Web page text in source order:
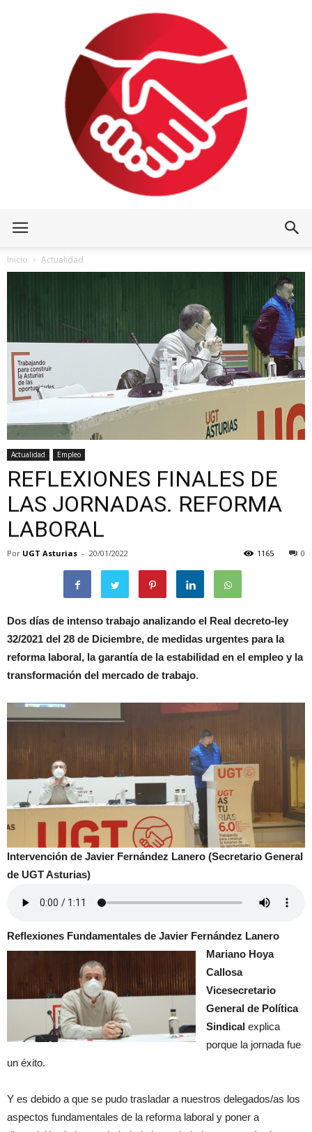
Inicio Actualidad
Actualidad Empleo
REFLEXIONES FINALES DE
LAS JORNADAS. REFORMA
LABORAL
Por UGT Asturias - 20/01/2022 0
1165
Dos días de intenso trabajo analizando el Real decreto-ley
32/2021 del 28 de Diciembre, de medidas urgentes para la
reforma laboral, la garantía de la estabilidad en el empleo y la
transformación del mercado de trabajo.
Intervención de Javier Fernández Lanero (Secretario General
de UGT Asturias)
Reflexiones Fundamentales de Javier Fernández Lanero
Mariano Hoya
Callosa
Vicesecretario
General de Política
Sindical explica
porque la jornada fue
un éxito.
Y es debido a que se pudo trasladar a nuestros delegados/as los
aspectos fundamentales de la reforma laboral y poner a